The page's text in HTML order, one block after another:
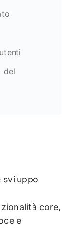
del
sviluppo
core,
e